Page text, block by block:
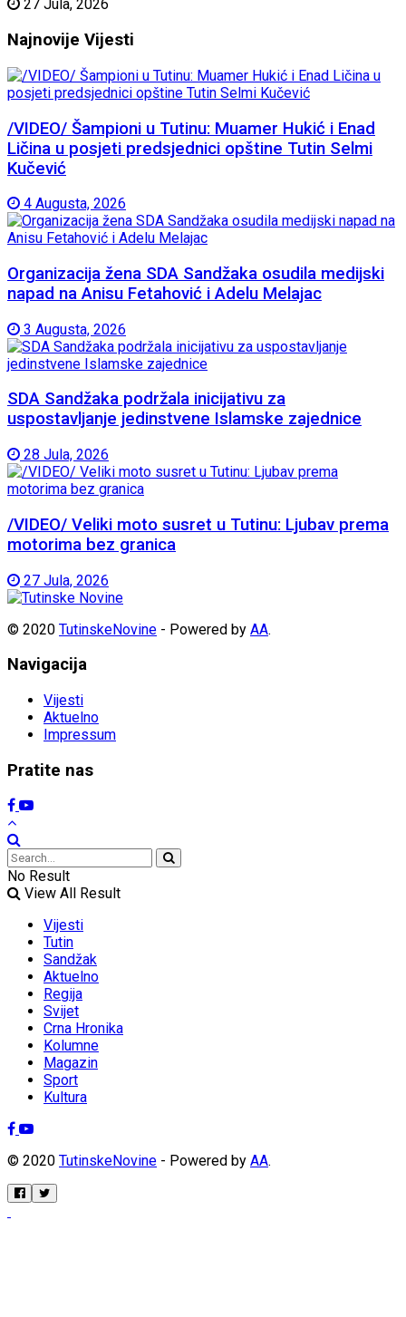
27 Jula, 2026
Najnovije Vijesti
/VIDEO/ Šampioni u Tutinu: Muamer Hukić i Enad
Ličina u posjeti predsjednici opštine Tutin Selmi
Kučević
4 Augusta, 2026
Organizacija žena SDA Sandžaka osudila medijski
napad na Anisu Fetahović i Adelu Melajac
3 Augusta, 2026
SDA Sandžaka podržala inicijativu za
uspostavljanje jedinstvene Islamske zajednice
28 Jula, 2026
/VIDEO/ Veliki moto susret u Tutinu: Ljubav prema
motorima bez granica
27 Jula, 2026
© 2020 TutinskeNovine - Powered by AA.
Navigacija
Vijesti
Aktuelno
Impressum
Pratite nas
No Result
View All Result
Vijesti
Tutin
Sandžak
Aktuelno
Regija
Svijet
Crna Hronika
Kolumne
Magazin
Sport
Kultura
© 2020 TutinskeNovine - Powered by AA.